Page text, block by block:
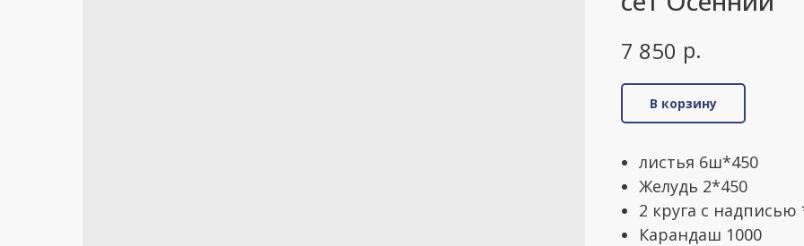
7 850 р.
В корзину
листья 6ш*450
Желудь 2*450
2 круга с надписью
Карандаш 1000